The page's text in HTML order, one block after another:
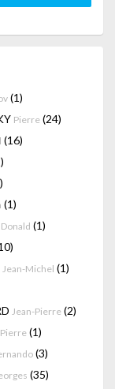
(1)
Pierre (24)
(16)
(1)
Donald (1)
Jean-Michel (1)
Jean-Pierre (2)
Pierre (1)
(3)
(35)